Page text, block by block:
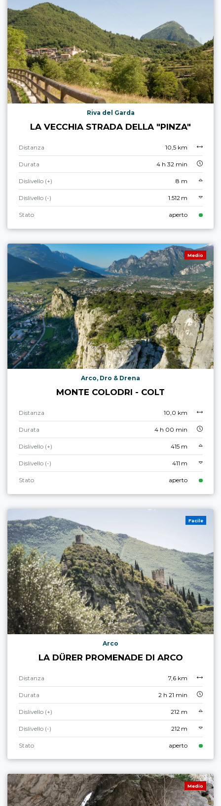
Riva del Garda
LA VECCHIA STRADA DELLA "PINZA"
Distanza 10,5 km
Durata 4 h 32 min
Dislivello (+) 8 m
Dislivello (-) 1.512 m
Stato aperto
Medio
Arco, Dro & Drena
MONTE COLODRI - COLT
Distanza 10,0 km
Durata 4 h 00 min
Dislivello (+) 415 m
Dislivello (-) 411 m
Stato aperto
Facile
Arco
LA DÜRER PROMENADE DI ARCO
Distanza 7,6 km
Durata 2 h 21 min
Dislivello (+) 212 m
Dislivello (-) 212 m
Stato aperto
Medio